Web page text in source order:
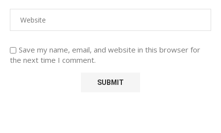
Save my name, email, and website in this browser for
the next time I comment.